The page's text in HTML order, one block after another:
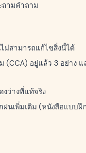
ถามคำถาม
ม่สามารถแก้ไขสิ่งนี้ได้
(CCA) อยู่แล้ว 3 อย่าง แ
ว่างที่แท้จริง
นเพิ่มเติม (หนังสือแบบฝึ